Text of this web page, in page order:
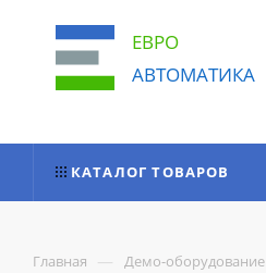
ЕВРО
АВТОМАТИКА
КАТАЛОГ ТОВАРОВ
Главная — Демо-оборудование